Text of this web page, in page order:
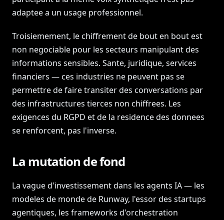
adaptee a un usage professionnel.
Troisiemement, le chiffrement de bout en bout est
non negociable pour les secteurs manipulant des
informations sensibles. Sante, juridique, services
financiers — ces industries ne peuvent pas se
permettre de faire transiter des conversations par
des infrastructures tierces non chiffrees. Les
exigences du RGPD et de la residence des donnees
se renforcent, pas l'inverse.
La mutation de fond
La vague d'investissement dans les agents IA — les
modeles de monde de Runway, l'essor des startups
agentiques, les frameworks d'orchestration